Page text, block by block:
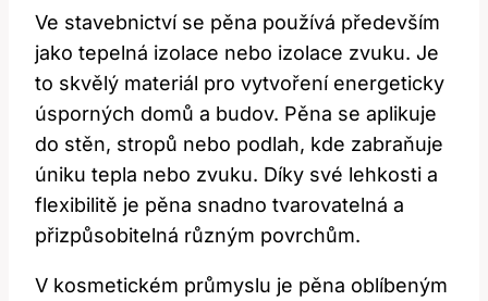
Ve stavebnictví se pěna používá především
jako tepelná izolace nebo izolace zvuku. Je
to skvělý materiál pro vytvoření energeticky
úsporných domů a budov. Pěna se aplikuje
do stěn, stropů nebo podlah, kde zabraňuje
úniku tepla nebo zvuku. Díky své lehkosti a
flexibilitě je pěna snadno tvarovatelná a
přizpůsobitelná různým povrchům.
V kosmetickém průmyslu je pěna oblíbeným